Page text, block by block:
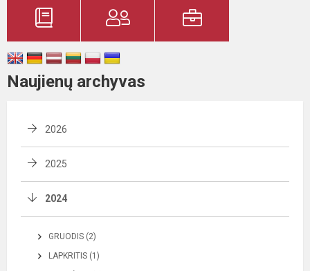
Naujienų archyvas
2026
2025
2024
GRUODIS (2)
LAPKRITIS (1)